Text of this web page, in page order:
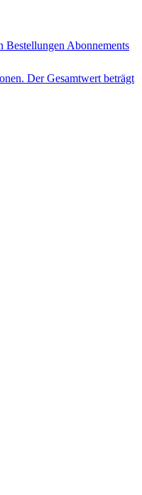
Bestellungen Abonnements
Der Gesamtwert beträgt